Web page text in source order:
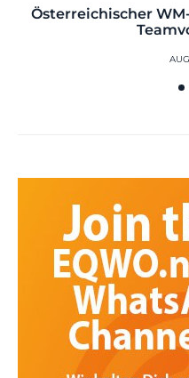
Österreichischer